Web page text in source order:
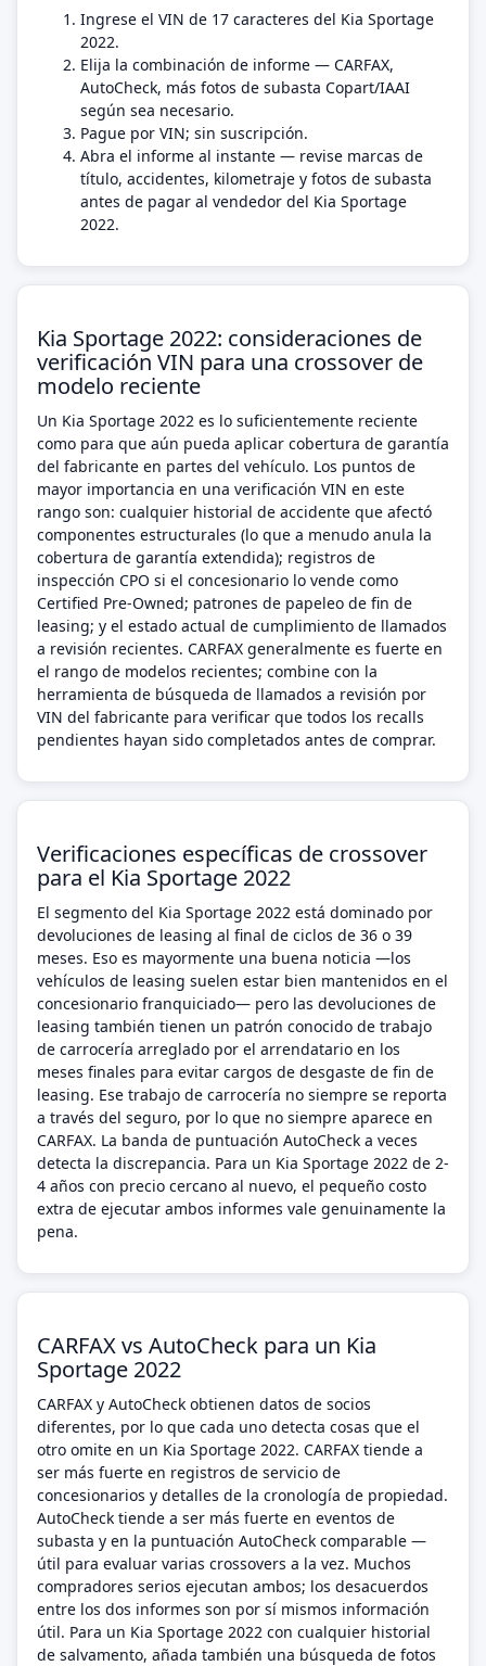
Ingrese el VIN de 17 caracteres del Kia Sportage
2022.
Elija la combinación de informe — CARFAX,
AutoCheck, más fotos de subasta Copart/IAAI
según sea necesario.
Pague por VIN; sin suscripción.
Abra el informe al instante — revise marcas de
título, accidentes, kilometraje y fotos de subasta
antes de pagar al vendedor del Kia Sportage
2022.
Kia Sportage 2022: consideraciones de
verificación VIN para una crossover de
modelo reciente
Un Kia Sportage 2022 es lo suficientemente reciente
como para que aún pueda aplicar cobertura de garantía
del fabricante en partes del vehículo. Los puntos de
mayor importancia en una verificación VIN en este
rango son: cualquier historial de accidente que afectó
componentes estructurales (lo que a menudo anula la
cobertura de garantía extendida); registros de
inspección CPO si el concesionario lo vende como
Certified Pre-Owned; patrones de papeleo de fin de
leasing; y el estado actual de cumplimiento de llamados
a revisión recientes. CARFAX generalmente es fuerte en
el rango de modelos recientes; combine con la
herramienta de búsqueda de llamados a revisión por
VIN del fabricante para verificar que todos los recalls
pendientes hayan sido completados antes de comprar.
Verificaciones específicas de crossover
para el Kia Sportage 2022
El segmento del Kia Sportage 2022 está dominado por
devoluciones de leasing al final de ciclos de 36 o 39
meses. Eso es mayormente una buena noticia —los
vehículos de leasing suelen estar bien mantenidos en el
concesionario franquiciado— pero las devoluciones de
leasing también tienen un patrón conocido de trabajo
de carrocería arreglado por el arrendatario en los
meses finales para evitar cargos de desgaste de fin de
leasing. Ese trabajo de carrocería no siempre se reporta
a través del seguro, por lo que no siempre aparece en
CARFAX. La banda de puntuación AutoCheck a veces
detecta la discrepancia. Para un Kia Sportage 2022 de 2-
4 años con precio cercano al nuevo, el pequeño costo
extra de ejecutar ambos informes vale genuinamente la
pena.
CARFAX vs AutoCheck para un Kia
Sportage 2022
CARFAX y AutoCheck obtienen datos de socios
diferentes, por lo que cada uno detecta cosas que el
otro omite en un Kia Sportage 2022. CARFAX tiende a
ser más fuerte en registros de servicio de
concesionarios y detalles de la cronología de propiedad.
AutoCheck tiende a ser más fuerte en eventos de
subasta y en la puntuación AutoCheck comparable —
útil para evaluar varias crossovers a la vez. Muchos
compradores serios ejecutan ambos; los desacuerdos
entre los dos informes son por sí mismos información
útil. Para un Kia Sportage 2022 con cualquier historial
de salvamento, añada también una búsqueda de fotos